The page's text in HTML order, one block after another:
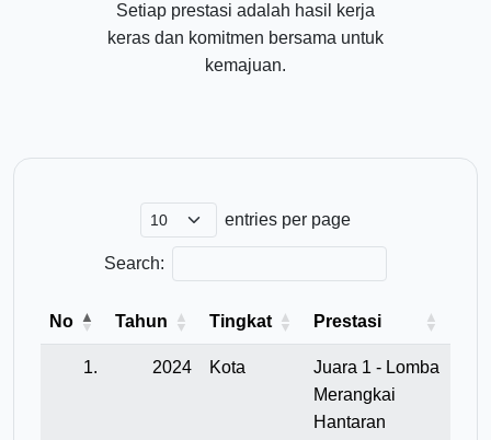
Setiap prestasi adalah hasil kerja
keras dan komitmen bersama untuk
kemajuan.
entries per page
Search:
No Tahun Tingkat Prestasi
1. 2024 Kota
Juara 1 - Lomba
Merangkai
Hantaran